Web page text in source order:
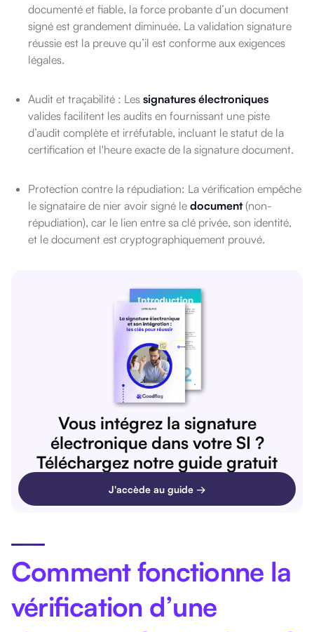
documenté et fiable, la force probante d’un document
signé est grandement diminuée. La validation signature
réussie est la preuve qu’il est conforme aux exigences
légales.
Audit et traçabilité : Les signatures électroniques
valides facilitent les audits en fournissant une piste
d’audit complète et irréfutable, incluant le statut de la
certification et l'heure exacte de la signature document.
Protection contre la répudiation: La vérification empêche
le signataire de nier avoir signé le document(non-
répudiation), car le lien entre sa clé privée, son identité,
et le document est cryptographiquement prouvé.
Vous intégrez la signature
électronique dans votre SI ?
Téléchargez notre guide gratuit
J'accède au guide →
Comment fonctionne la
vérification d’une